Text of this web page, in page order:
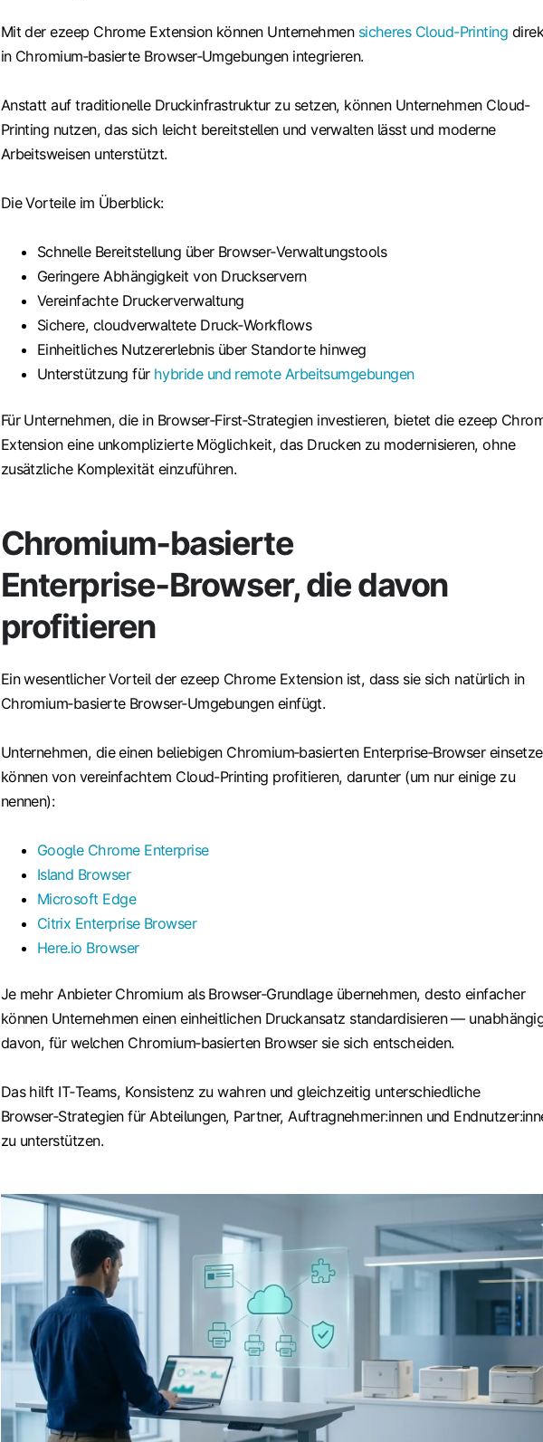
Mit der ezeep Chrome Extension können Unternehmen sicheres Cloud-Printing
in Chromium‑basierte Browser‑Umgebungen integrieren.
Anstatt auf traditionelle Druckinfrastruktur zu setzen, können Unternehmen Cloud-
Printing nutzen, das sich leicht bereitstellen und verwalten lässt und moderne
Arbeitsweisen unterstützt.
Die Vorteile im Überblick:
Schnelle Bereitstellung über Browser‑Verwaltungstools
Geringere Abhängigkeit von Druckservern
Vereinfachte Druckerverwaltung
Sichere, cloudverwaltete Druck‑Workflows
Einheitliches Nutzererlebnis über Standorte hinweg
Unterstützung für hybride und remote Arbeitsumgebungen
Für Unternehmen, die in Browser‑First‑Strategien investieren, bietet die ezeep
Extension eine unkomplizierte Möglichkeit, das Drucken zu modernisieren, ohne
zusätzliche Komplexität einzuführen.
Chromium‑basierte
Enterprise‑Browser, die davon
profitieren
Ein wesentlicher Vorteil der ezeep Chrome Extension ist, dass sie sich natürlich in
Chromium‑basierte Browser‑Umgebungen einfügt.
Unternehmen, die einen beliebigen Chromium‑basierten Enterprise‑Browser
können von vereinfachtem Cloud-Printing profitieren, darunter (um nur einige zu
nennen):
Google Chrome Enterprise
Island Browser
Microsoft Edge
Citrix Enterprise Browser
Here.io Browser
Je mehr Anbieter Chromium als Browser‑Grundlage übernehmen, desto einfacher
können Unternehmen einen einheitlichen Druckansatz standardisieren —
davon, für welchen Chromium‑basierten Browser sie sich entscheiden.
Das hilft IT‑Teams, Konsistenz zu wahren und gleichzeitig unterschiedliche
Browser‑Strategien für Abteilungen, Partner, Auftragnehmer:innen und
zu unterstützen.